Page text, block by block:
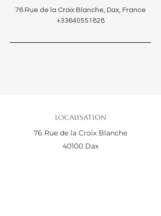
76 Rue de la Croix Blanche, Dax, France
+33640551828
Localisation
76 Rue de la Croix Blanche
40100 Dax